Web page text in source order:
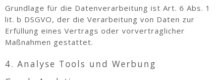
Grundlage für die Datenverarbeitung ist Art. 6 Abs. 1
lit. b DSGVO, der die Verarbeitung von Daten zur
Erfüllung eines Vertrags oder vorvertraglicher
Maßnahmen gestattet.
4. Analyse Tools und Werbung